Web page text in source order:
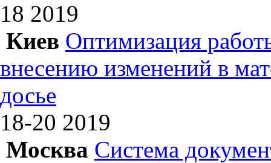
18 2019
Киев Оптимизация
внесению изменений в
досье
18-20 2019
Москва Система